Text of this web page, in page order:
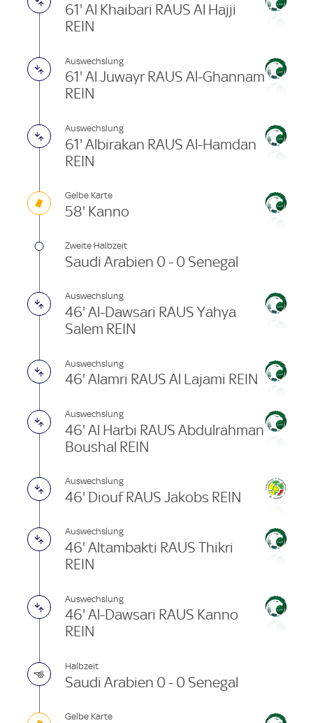
61' Al Khaibari RAUS Al Hajji
REIN
Auswechslung
61' Al Juwayr RAUS Al-Ghannam
REIN
Auswechslung
61' Albirakan RAUS Al-Hamdan
REIN
Gelbe Karte
58' Kanno
Zweite Halbzeit
Saudi Arabien 0 - 0 Senegal
Auswechslung
46' Al-Dawsari RAUS Yahya
Salem REIN
Auswechslung
46' Alamri RAUS Al Lajami REIN
Auswechslung
46' Al Harbi RAUS Abdulrahman
Boushal REIN
Auswechslung
46' Diouf RAUS Jakobs REIN
Auswechslung
46' Altambakti RAUS Thikri
REIN
Auswechslung
46' Al-Dawsari RAUS Kanno
REIN
Halbzeit
Saudi Arabien 0 - 0 Senegal
Gelbe Karte